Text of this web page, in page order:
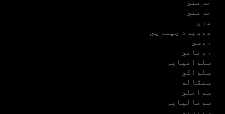
جرمني
دري
دودیزه چینایي
روسي
روماني
سلوانیایی
سلواکي
سنګاله
سواحلي
سومالیایی